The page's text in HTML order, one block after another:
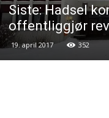
Siste: Hadsel
offentliggjør
19. april 2017 352